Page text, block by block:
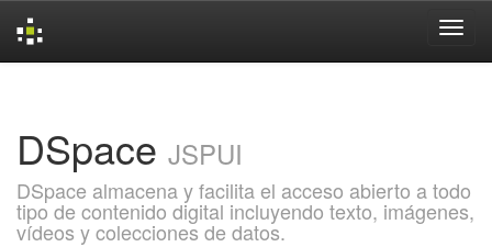
DSpace JSPUI
DSpace almacena y facilita el acceso abierto a todo
tipo de contenido digital incluyendo texto, imágenes,
vídeos y colecciones de datos.